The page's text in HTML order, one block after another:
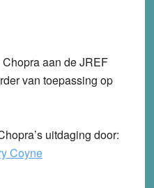
aan de JREF
van toepassing op
uitdaging door:
Coyne